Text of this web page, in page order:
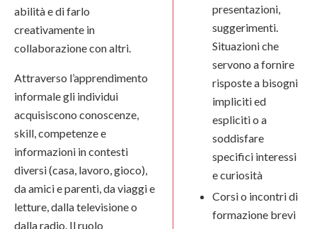
presentazioni,
suggerimenti.
Situazioni che
servono a fornire
risposte a bisogni
impliciti ed
espliciti o a
soddisfare
specifici interessi
e curiosità
Corsi o incontri di
formazione brevi
abilità e di farlo
creativamente in
collaborazione con altri.
Attraverso l’apprendimento
informale gli individui
acquisiscono conoscenze,
skill, competenze e
informazioni in contesti
diversi (casa, lavoro, gioco),
da amici e parenti, da viaggi e
letture, dalla televisione o
dalla radio. Il ruolo